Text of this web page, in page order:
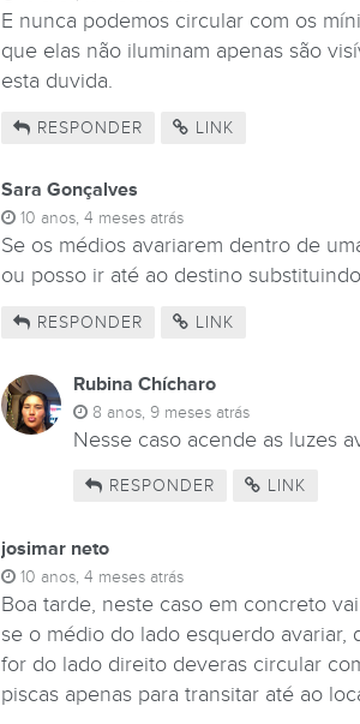
E nunca podemos circular com os
que elas não iluminam apenas são
esta duvida.
RESPONDER LINK
Sara Gonçalves
10 anos, 4 meses atrás
Se os médios avariarem dentro de
ou posso ir até ao destino
RESPONDER LINK
Rubina Chícharo
8 anos, 9 meses atrás
Nesse caso acende as luzes
RESPONDER LINK
josimar neto
10 anos, 4 meses atrás
Boa tarde, neste caso em concreto
se o médio do lado esquerdo
for do lado direito deveras circular
piscas apenas para transitar até ao